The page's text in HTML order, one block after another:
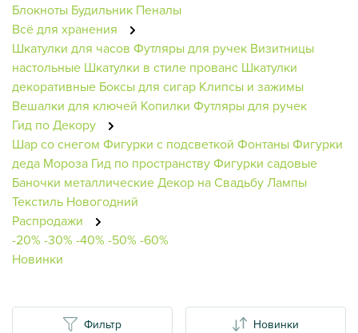
Фильтр Новинки
Блокноты Будильник Пеналы
Всё для хранения
Шкатулки для часов Футляры для ручек Визитницы
настольные Шкатулки в стиле прованс Шкатулки
декоративные Боксы для сигар Клипсы и зажимы
Вешалки для ключей Копилки Футляры для ручек
Гид по Декору
Шар со снегом Фигурки с подсветкой ФонтаныФигурки
деда Мороза Гид по пространствуФигурки садовые
Баночки металлическиеДекор на СвадьбуЛампы
Текстиль Новогодний
Распродажи
-20%-30%-40%-50%-60%
Новинки